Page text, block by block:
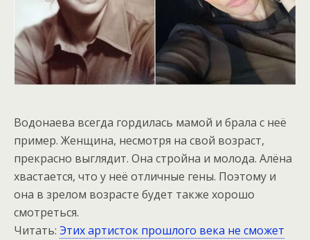
Водонаева всегда гордилась мамой и брала с неё
пример. Женщина, несмотря на свой возраст,
прекрасно выглядит. Она стройна и молода. Алёна
хвастается, что у неё отличные гены. Поэтому и
она в зрелом возрасте будет также хорошо
смотреться.
Читать: Этих артисток прошлого века не сможет